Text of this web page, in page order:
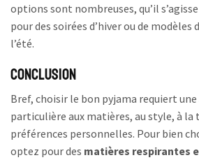
options sont nombreuses, qu’il
pour des soirées d’hiver ou de
l’été.
Conclusion
Bref, choisir le bon pyjama requiert
particulière aux matières, au style, à la
préférences personnelles. Pour bien
optez pour des matières respirantes